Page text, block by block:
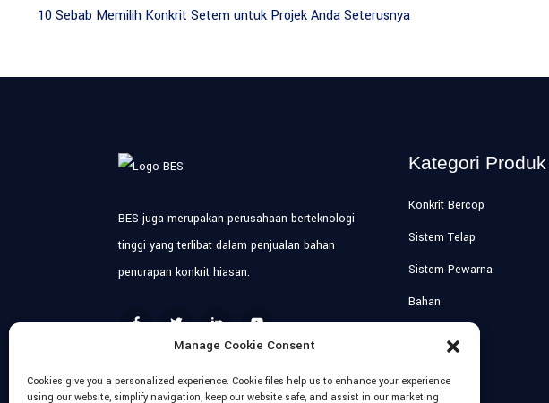
10 Sebab Memilih Konkrit Setem untuk Projek Anda Seterusnya
BES juga merupakan perusahaan berteknologi
tinggi yang terlibat dalam penjualan bahan
penurapan konkrit hiasan.
Kategori Produk
Konkrit Bercop
Sistem Telap
Sistem Pewarna
Bahan
Manage Cookie Consent
Cookies give you a personalized experience. Cookie files help us to enhance your experience
using our website, simplify navigation, keep our website safe, and assist in our marketing